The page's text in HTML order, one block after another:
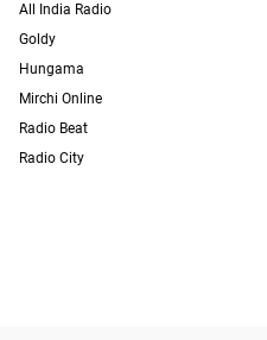
All India Radio
Goldy
Hungama
Mirchi Online
Radio Beat
Radio City